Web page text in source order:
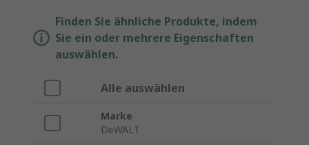
Finden Sie ähnliche Produkte, indem
Sie ein oder mehrere Eigenschaften
auswählen.
Alle auswählen
Marke
DeWALT